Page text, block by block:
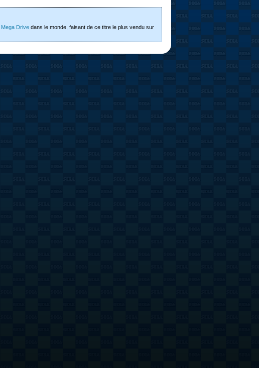
Mega Drive dans le monde, faisant de ce titre le plus vendu sur